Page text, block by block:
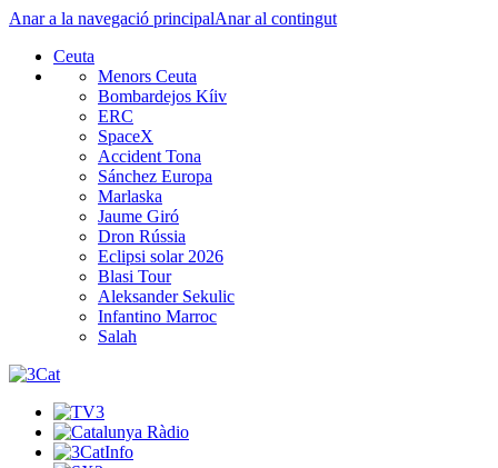
Anar a la navegació principalAnar al contingut
Ceuta
Menors Ceuta
Bombardejos Kíiv
ERC
SpaceX
Accident Tona
Sánchez Europa
Marlaska
Jaume Giró
Dron Rússia
Eclipsi solar 2026
Blasi Tour
Aleksander Sekulic
Infantino Marroc
Salah